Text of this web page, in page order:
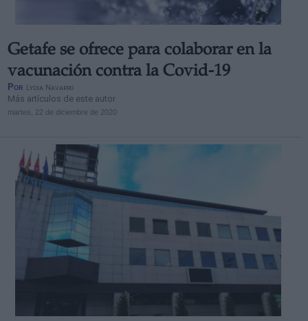
Getafe se ofrece para colaborar en la
vacunación contra la Covid-19
Por Lydia Navarro
Más artículos de este autor
martes, 22 de diciembre de 2020